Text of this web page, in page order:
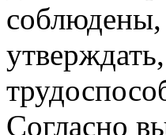
соблюдены,
Согласно